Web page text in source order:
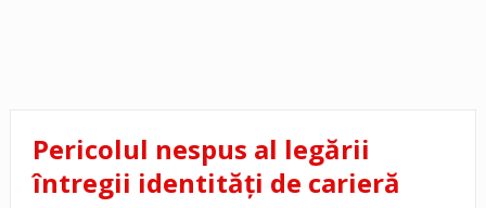
Pericolul nespus al legării
întregii identități de carieră